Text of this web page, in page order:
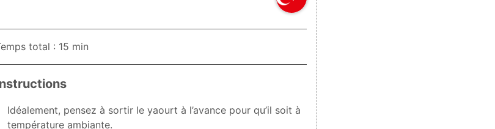
total : 15 min
Idéalement, pensez à sortir le yaourt à l’avance pour qu’il soit à
température ambiante.